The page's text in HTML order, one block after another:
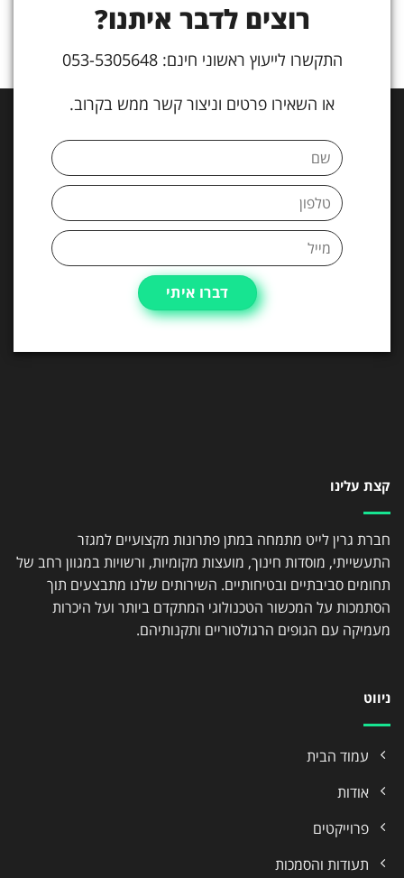
רוצים לדבר איתנו?
התקשרו לייעוץ ראשוני חינם: 053-5305648
או השאירו פרטים וניצור קשר ממש בקרוב.
קצת עלינו
חברת גרין לייט מתמחה במתן פתרונות מקצועיים למגזר
התעשייתי, מוסדות חינוך, מועצות מקומיות, ורשויות במגוון רחב של
תחומים סביבתיים ובטיחותיים. השירותים שלנו מתבצעים תוך
הסתמכות על המכשור הטכנולוגי המתקדם ביותר ועל היכרות
מעמיקה עם הגופים הרגולטוריים ותקנותיהם.
ניווט
עמוד הבית
אודות
פרוייקטים
תעודות והסמכות